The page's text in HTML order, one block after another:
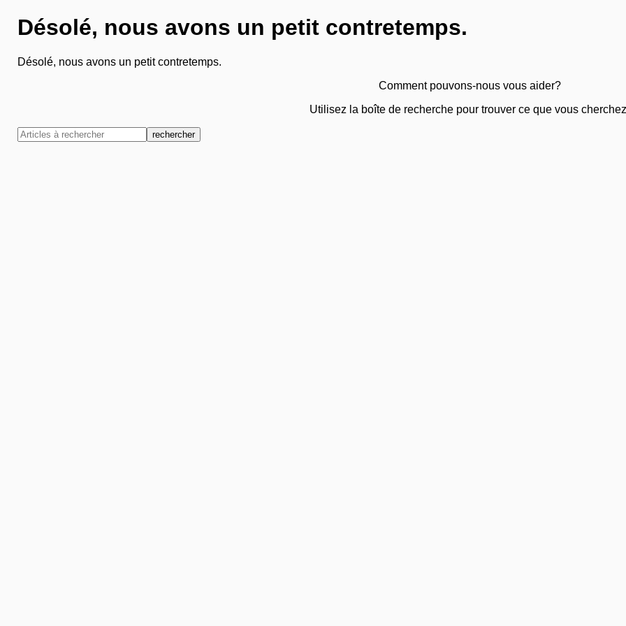
Désolé, nous avons un petit contretemps.
Désolé, nous avons un petit contretemps.
Comment pouvons-nous vous aider?
Utilisez la boîte de recherche pour trouver ce que vous
rechercher